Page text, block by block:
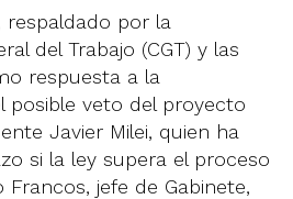
por la
del Trabajo (CGT) y las
respuesta a la
posible veto del proyecto
Javier Milei, quien ha
si la ley supera el proceso
Francos, jefe de Gabinete,